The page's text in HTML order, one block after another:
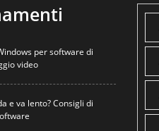
per software di
video
e va lento? Consigli di